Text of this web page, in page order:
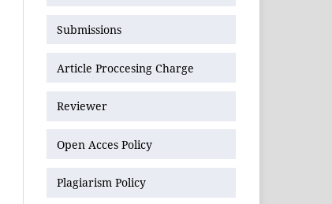
Submissions
Article Proccesing Charge
Reviewer
Open Acces Policy
Plagiarism Policy